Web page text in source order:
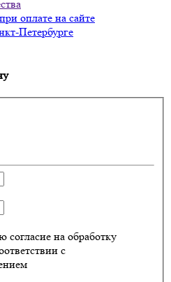
оплате на сайте
Петербурге
согласие на обработку
с